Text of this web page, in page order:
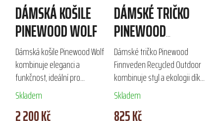
DÁMSKÁ KOŠILE
PINEWOOD WOLF
Dámská košile Pinewood Wolf
kombinuje eleganci a
funkčnost, ideální pro
outdoorové aktivity a lov.
Vyrobena z lehkého a snadno
udržovatelného materiálu,
Skladem
2 200 Kč
DÁMSKÉ TRIČKO
PINEWOOD
FINNVEDEN
RECYCLED
OUTDOOR
Dámské tričko Pinewood
Finnveden Recycled Outdoor
kombinuje styl a ekologii díky
100% recyklovanému
materiálu z bavlny a
polyesteru. V-střih u krku a
Skladem
825 Kč